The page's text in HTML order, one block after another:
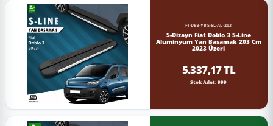
FI-DB3-YBS-SL-AL-203
S-Dizayn Fiat Doblo 3 S-Line
Aluminyum Yan Basamak 203 Cm
2023 Üzeri
5.337,17 TL
Stok Adet: 999